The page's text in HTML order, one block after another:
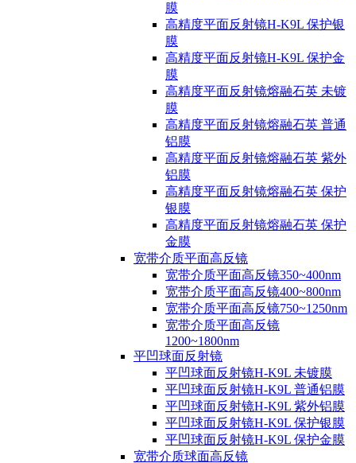
膜
高精度平面反射镜H-K9L 保护银
膜
高精度平面反射镜H-K9L 保护金
膜
高精度平面反射镜熔融石英 未镀
膜
高精度平面反射镜熔融石英 普通
铝膜
高精度平面反射镜熔融石英 紫外
铝膜
高精度平面反射镜熔融石英 保护
银膜
高精度平面反射镜熔融石英 保护
金膜
宽带介质平面高反镜
宽带介质平面高反镜350~400nm
宽带介质平面高反镜400~800nm
宽带介质平面高反镜750~1250nm
宽带介质平面高反镜
1200~1800nm
平凹球面反射镜
平凹球面反射镜H-K9L 未镀膜
平凹球面反射镜H-K9L 普通铝膜
平凹球面反射镜H-K9L 紫外铝膜
平凹球面反射镜H-K9L 保护银膜
平凹球面反射镜H-K9L 保护金膜
宽带介质球面高反镜